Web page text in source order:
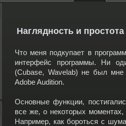
Наглядность и
Что меня подкупает в
интерфейс программы. Ни
(Cubase, Wavelab) не был мне
Adobe Audition.
Основные функции,
все же, о некоторых моментах,
Например, как бороться с